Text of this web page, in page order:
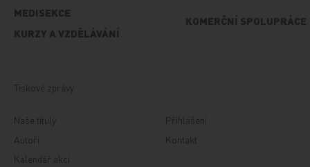
MEDISEKCE
KURZY A VZDĚLÁVÁNÍ
KOMERČNÍ SPOLUPRÁCE
Tiskové zprávy
Naše tituly
Autoři
Kalendář akcí
Přihlášení
Kontakt